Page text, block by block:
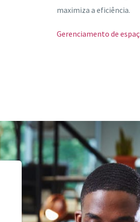
maximiza a eficiência.
Gerenciamento de